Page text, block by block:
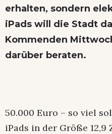
erhalten, sondern
iPads will die Stadt
Kommenden
darüber beraten.
50.000 Euro – so viel
iPads in der Größe